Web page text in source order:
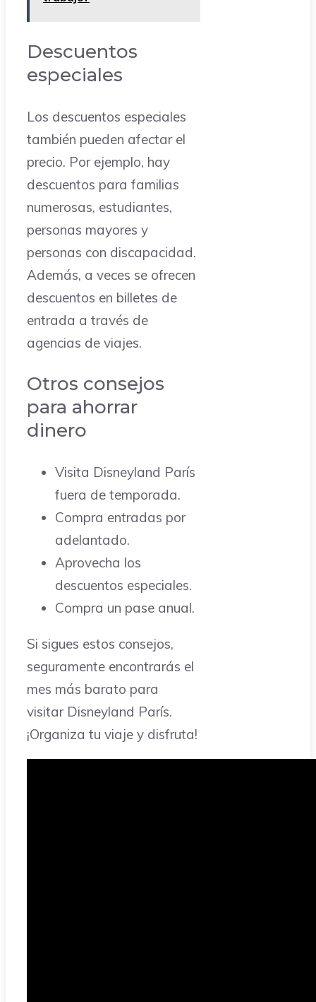
Descuentos
especiales
Los descuentos especiales
también pueden afectar el
precio. Por ejemplo, hay
descuentos para familias
numerosas, estudiantes,
personas mayores y
personas con discapacidad.
Además, a veces se ofrecen
descuentos en billetes de
entrada a través de
agencias de viajes.
Otros consejos
para ahorrar
dinero
Visita Disneyland París
fuera de temporada.
Compra entradas por
adelantado.
Aprovecha los
descuentos especiales.
Compra un pase anual.
Si sigues estos consejos,
seguramente encontrarás el
mes más barato para
visitar Disneyland París.
¡Organiza tu viaje y disfruta!